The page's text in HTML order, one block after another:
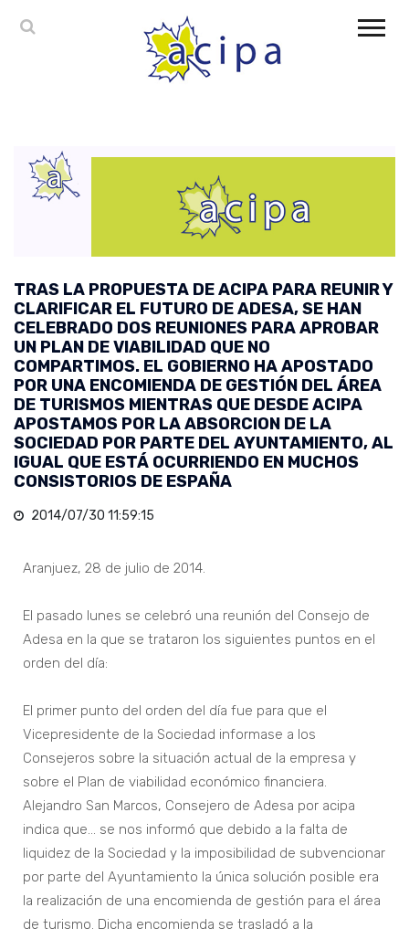
TRAS LA PROPUESTA DE ACIPA PARA REUNIR Y
CLARIFICAR EL FUTURO DE ADESA, SE HAN
CELEBRADO DOS REUNIONES PARA APROBAR
UN PLAN DE VIABILIDAD QUE NO
COMPARTIMOS. EL GOBIERNO HA APOSTADO
POR UNA ENCOMIENDA DE GESTIÓN DEL ÁREA
DE TURISMOS MIENTRAS QUE DESDE ACIPA
APOSTAMOS POR LA ABSORCION DE LA
SOCIEDAD POR PARTE DEL AYUNTAMIENTO, AL
IGUAL QUE ESTÁ OCURRIENDO EN MUCHOS
CONSISTORIOS DE ESPAÑA
2014/07/30 11:59:15
Aranjuez, 28 de julio de 2014.
El pasado lunes se celebró una reunión del Consejo de
Adesa en la que se trataron los siguientes puntos en el
orden del día:
El primer punto del orden del día fue para que el
Vicepresidente de la Sociedad informase a los
Consejeros sobre la situación actual de la empresa y
sobre el Plan de viabilidad económico financiera.
Alejandro San Marcos, Consejero de Adesa por acipa
indica que… se nos informó que debido a la falta de
liquidez de la Sociedad y la imposibilidad de subvencionar
por parte del Ayuntamiento la única solución posible era
la realización de una encomienda de gestión para el área
de turismo. Dicha encomienda se trasladó a la